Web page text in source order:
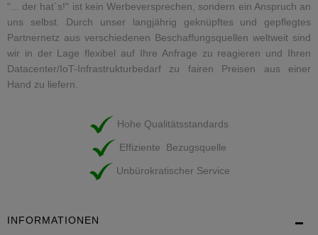
"... der hat`s!" ist kein Werbeversprechen, sondern ein Anspruch an
uns selbst. Durch unser langjährig geknüpftes und gepflegtes
Partnernetz aus verschiedenen Beschaffungsquellen weltweit sind
wir in der Lage flexibel auf Ihre Anfrage zu reagieren und Ihren
Datacenter/IoT-Infrastrukturbedarf zu fairen Preisen aus einer
Hand zu liefern.
Hohe Qualitätsstandards
Effiziente Bezugsquelle
Unbürokratischer Service
INFORMATIONEN